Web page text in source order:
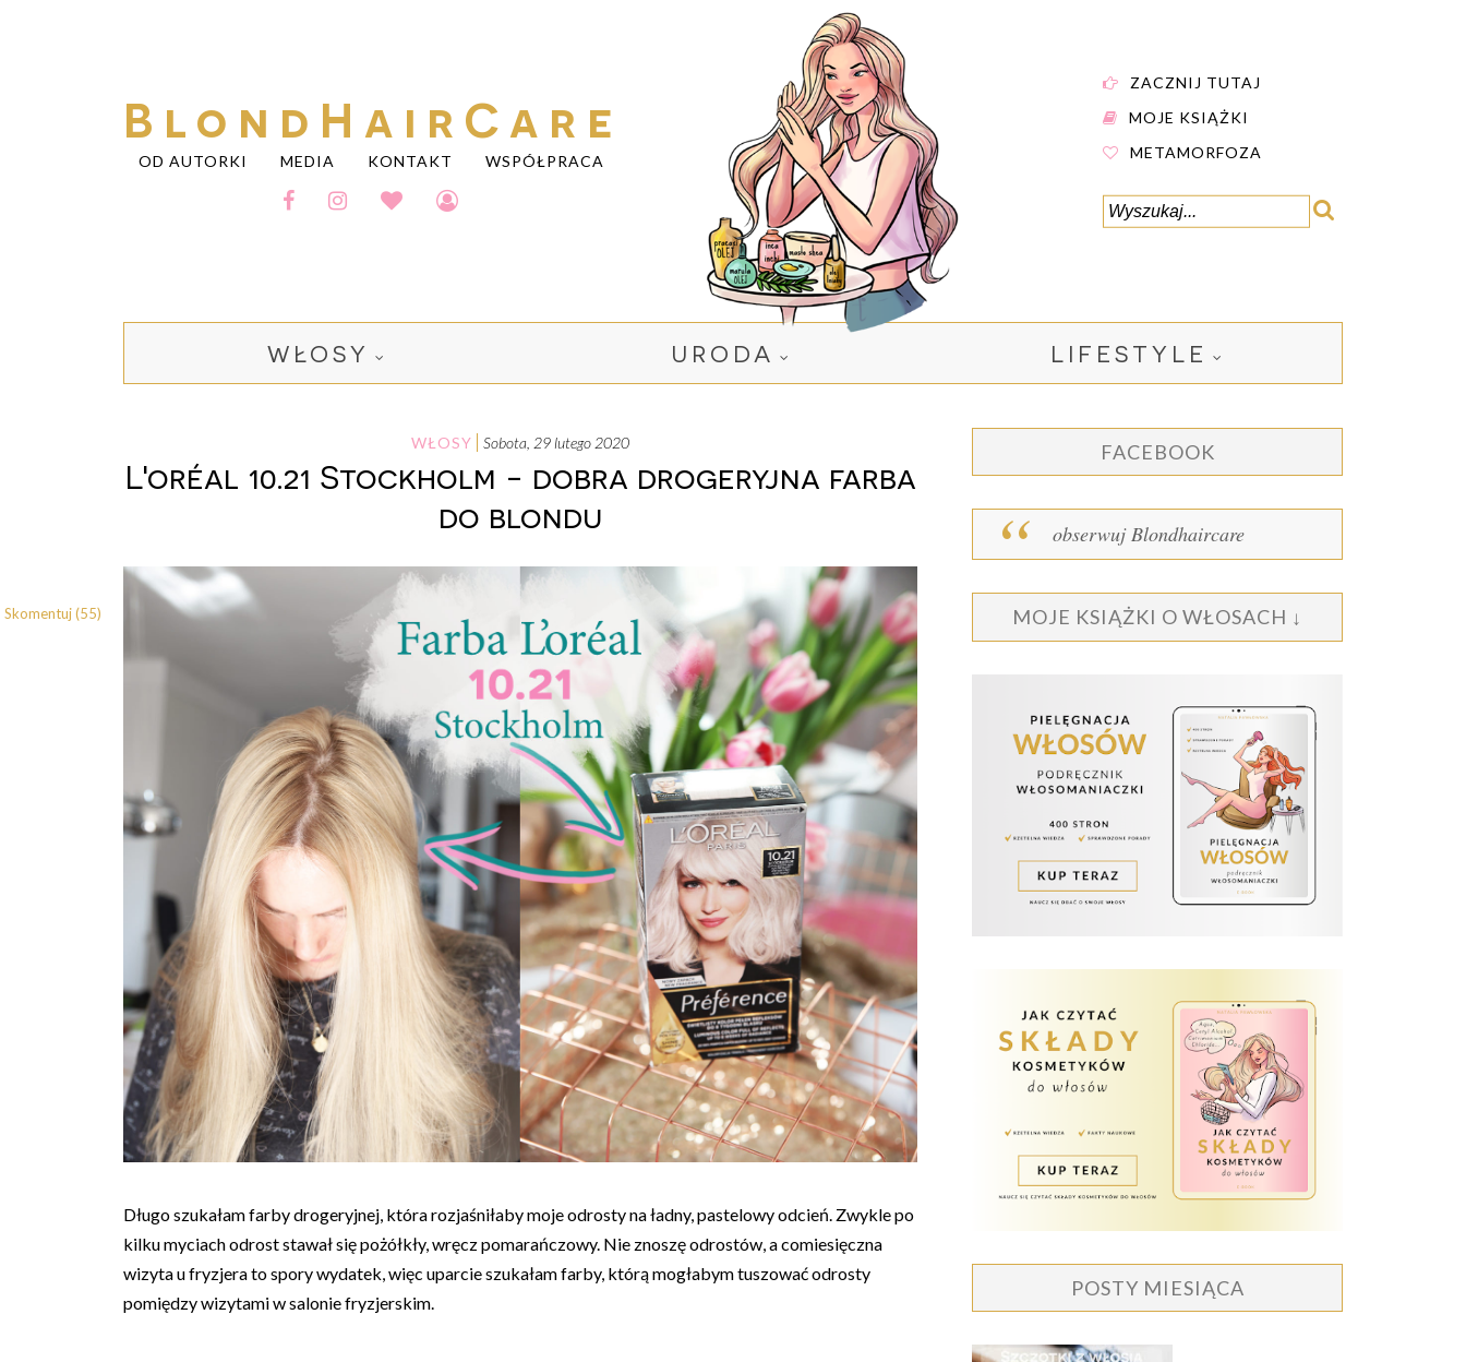
BlondHairCare
OD AUTORKI MEDIA KONTAKT WSPÓŁPRACA
ZACZNIJ TUTAJ
MOJE KSIĄŻKI
METAMORFOZA
WŁOSY URODA LIFESTYLE
WŁOSY sobota, 29 lutego 2020
L'oréal 10.21 Stockholm - dobra drogeryjna farba
do blondu
Długo szukałam farby drogeryjnej, która rozjaśniłaby moje odrosty na ładny, pastelowy odcień. Zwykle po
kilku myciach odrost stawał się pożółkły, wręcz pomarańczowy. Nie znoszę odrostów, a comiesięczna
wizyta u fryzjera to spory wydatek, więc uparcie szukałam farby, którą mogłabym tuszować odrosty
pomiędzy wizytami w salonie fryzjerskim.
Skomentuj (55)
FACEBOOK
obserwuj Blondhaircare
MOJE KSIĄŻKI O WŁOSACH ↓
POSTY MIESIĄCA